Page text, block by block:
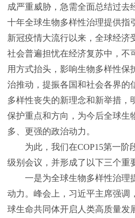
成严重威胁，急需全面总结过去
十年全球生物多样性治理提供指
新冠疫情大流行以来，全球经济
社会普遍担忧在经济复苏中，不
用方式抬头，影响生物多样性保
治推动，提振各国和社会各界的
多样性丧失的新理念和新举措，
保护重点和方向，为今后全球生
多、更强的政治动力。
为此，我们在COP15第一阶
级别会议，并形成了以下三个重
一是为全球生物多样性治理
动力。峰会上，习近平主席强调
球生命共同体开启人类高质量发